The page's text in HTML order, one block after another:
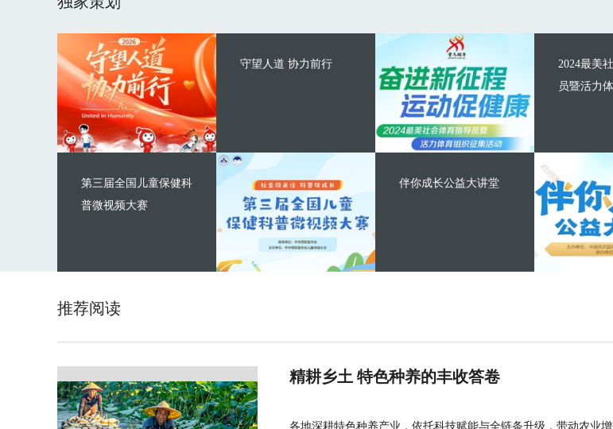
守望人道 协力前行
第三届全国儿童保健科
普微视频大赛
2024最美
员暨活力
伴你成长公益大讲堂
推荐阅读
精耕乡土 特色种养的丰收答卷
各地深耕特色种养产业，依托科技赋能与全链条升级，带动农业